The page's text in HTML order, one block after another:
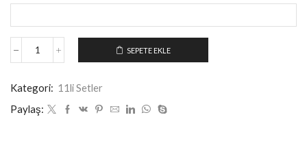
SEPETE EKLE
Kategori: 11li Setler
Paylaş: